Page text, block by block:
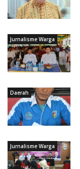
Jurnalisme Warga
Daerah
Jurnalisme Warga